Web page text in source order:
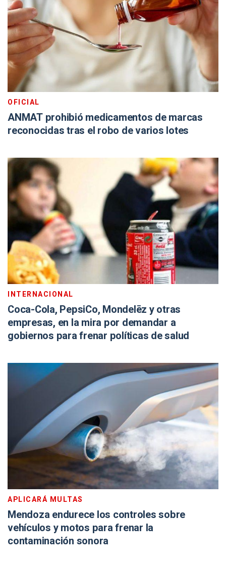
OFICIAL
ANMAT prohibió medicamentos de marcas
reconocidas tras el robo de varios lotes
INTERNACIONAL
Coca-Cola, PepsiCo, Mondelēz y otras
empresas, en la mira por demandar a
gobiernos para frenar políticas de salud
APLICARÁ MULTAS
Mendoza endurece los controles sobre
vehículos y motos para frenar la
contaminación sonora